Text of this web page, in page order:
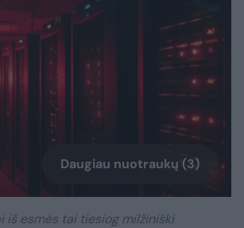
Daugiau nuotraukų (3)
iš esmės tai tiesiog milžiniški